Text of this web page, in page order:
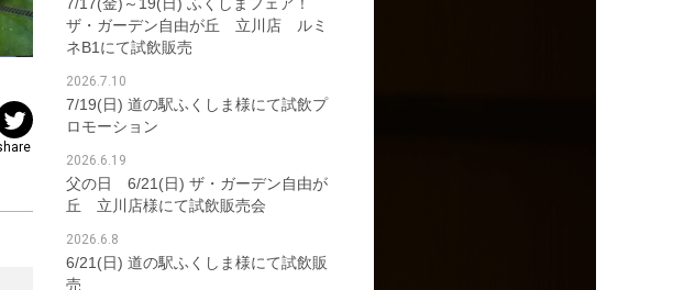
ザ・ガーデン自由が丘 立川店 ルミ
ネB1にて試飲販売
2026.7.10
7/19(日) 道の駅ふくしま様にて試飲プ
ロモーション
2026.6.19
父の日 6/21(日) ザ・ガーデン自由が
丘 立川店様にて試飲販売会
2026.6.8
6/21(日) 道の駅ふくしま様にて試飲販
売